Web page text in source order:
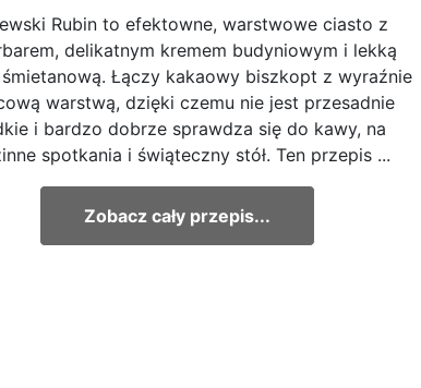
Rubin to efektowne, warstwowe ciasto z
delikatnym kremem budyniowym i lekką
Łączy kakaowy biszkopt z wyraźnie
warstwą, dzięki czemu nie jest przesadnie
i bardzo dobrze sprawdza się do kawy, na
spotkania i świąteczny stół. Ten przepis ...
Zobacz cały przepis...